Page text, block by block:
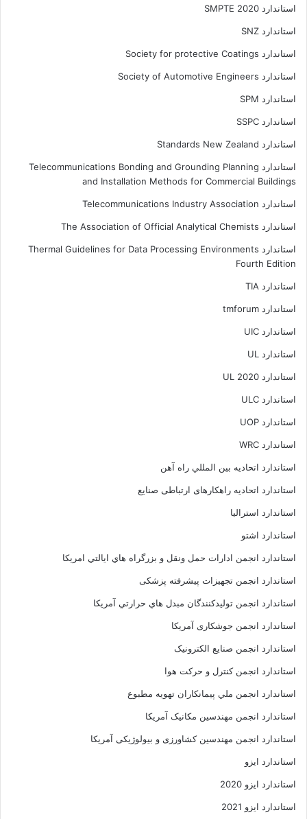
استاندارد SMPTE 2020
استاندارد SNZ
استاندارد Society for protective Coatings
استاندارد Society of Automotive Engineers
استاندارد SPM
استاندارد SSPC
استاندارد Standards New Zealand
استاندارد Telecommunications Bonding and Grounding Planning
and Installation Methods for Commercial Buildings
استاندارد Telecommunications Industry Association
استاندارد The Association of Official Analytical Chemists
استاندارد Thermal Guidelines for Data Processing Environments
Fourth Edition
استاندارد TIA
استاندارد tmforum
استاندارد UIC
استاندارد UL
استاندارد UL 2020
استاندارد ULC
استاندارد UOP
استاندارد WRC
استاندارد اتحاديه بين المللي راه آهن
استاندارد اتحادیه راهکارهای ارتباطی صنایع
استاندارد استرالیا
استاندارد اشتو
استاندارد انجمن ادارات حمل ونقل و بزرگراه هاي ايالتي امريکا
استاندارد انجمن تجهیزات پیشرفته پزشکی
استاندارد انجمن توليدکنندگان مبدل هاي حرارتي آمريکا
استاندارد انجمن جوشکاری آمریکا
استاندارد انجمن صنايع الکترونيک
استاندارد انجمن کنترل و حرکت هوا
استاندارد انجمن ملي پيمانکاران تهويه مطبوع
استاندارد انجمن مهندسين مکانيک آمريکا
استاندارد انجمن مهندسین کشاورزی و بیولوژیکی آمریکا
استاندارد ایزو
استاندارد ایزو 2020
استاندارد ایزو 2021